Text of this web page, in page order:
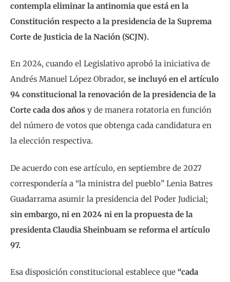
contempla eliminar la antinomia que está en la
Constitución respecto a la presidencia de la Suprema
Corte de Justicia de la Nación (SCJN).
En 2024, cuando el Legislativo aprobó la iniciativa de
Andrés Manuel López Obrador, se incluyó en el artículo
94 constitucional la renovación de la presidencia de la
Corte cada dos años y de manera rotatoria en función
del número de votos que obtenga cada candidatura en
la elección respectiva.
De acuerdo con ese artículo, en septiembre de 2027
correspondería a “la ministra del pueblo” Lenia Batres
Guadarrama asumir la presidencia del Poder Judicial;
sin embargo, ni en 2024 ni en la propuesta de la
presidenta Claudia Sheinbuam se reforma el artículo
97.
Esa disposición constitucional establece que “cada